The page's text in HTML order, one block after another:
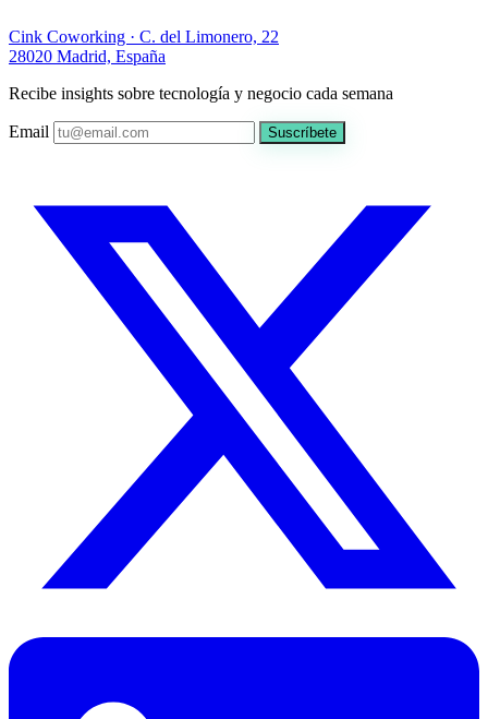
Cink Coworking · C. del Limonero, 22
28020 Madrid, España
Recibe insights sobre tecnología y negocio cada semana
Email Suscríbete